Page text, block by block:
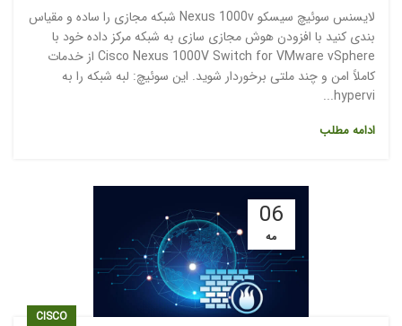
لایسنس سوئیچ سیسکو Nexus 1000v شبکه مجازی را ساده و مقیاس
بندی کنید با افزودن هوش مجازی سازی به شبکه مرکز داده خود با
Cisco Nexus 1000V Switch for VMware vSphere از خدمات
کاملاً امن و چند ملتی برخوردار شوید. این سوئیچ: لبه شبکه را به
hypervi...
ادامه مطلب
06
مه
CISCO